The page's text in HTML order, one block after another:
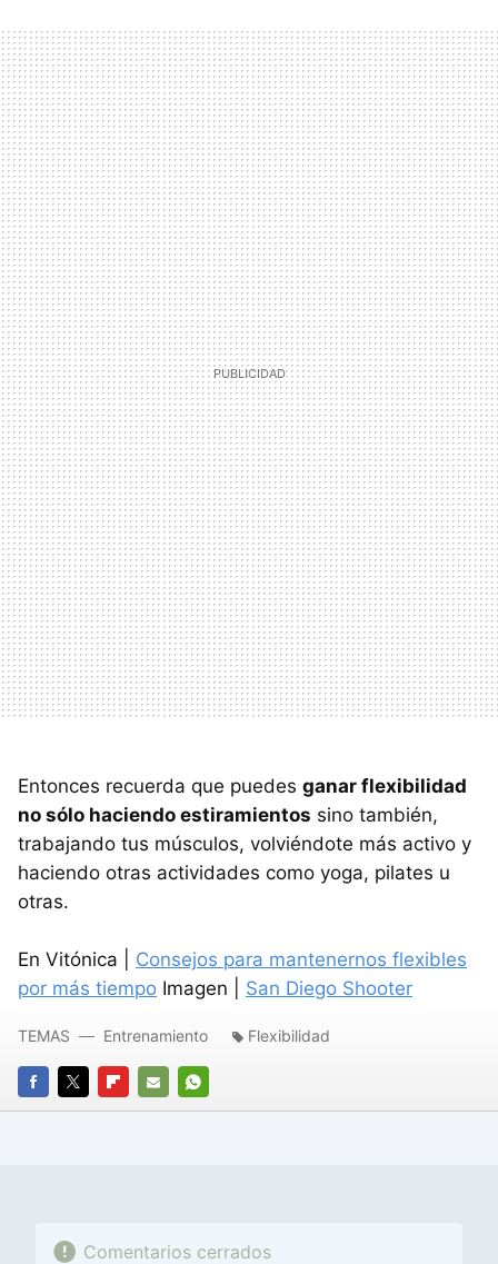
Entonces recuerda que puedes ganar flexibilidad
no sólo haciendo estiramientos sino también,
trabajando tus músculos, volviéndote más activo y
haciendo otras actividades como yoga, pilates u
otras.
En Vitónica | Consejos para mantenernos flexibles
por más tiempo Imagen | San Diego Shooter
FACEBOOK
TWITTERFLIPBOARD
E-
WHATSAPP
TEMAS Entrenamiento Flexibilidad
Comentarios cerrados